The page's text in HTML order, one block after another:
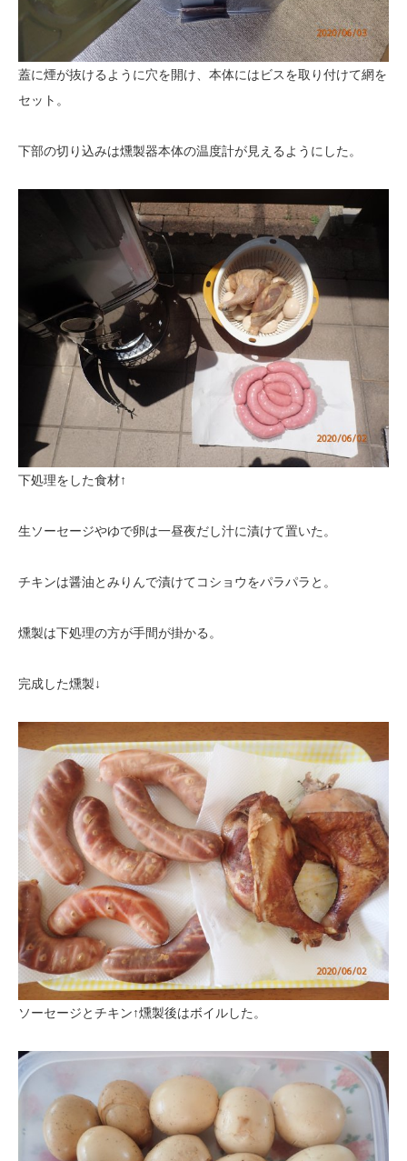
蓋に煙が抜けるように穴を開け、本体にはビスを取り付けて網を
セット。
下部の切り込みは燻製器本体の温度計が見えるようにした。
下処理をした食材↑
生ソーセージやゆで卵は一昼夜だし汁に漬けて置いた。
チキンは醤油とみりんで漬けてコショウをパラパラと。
燻製は下処理の方が手間が掛かる。
完成した燻製↓
ソーセージとチキン↑燻製後はボイルした。